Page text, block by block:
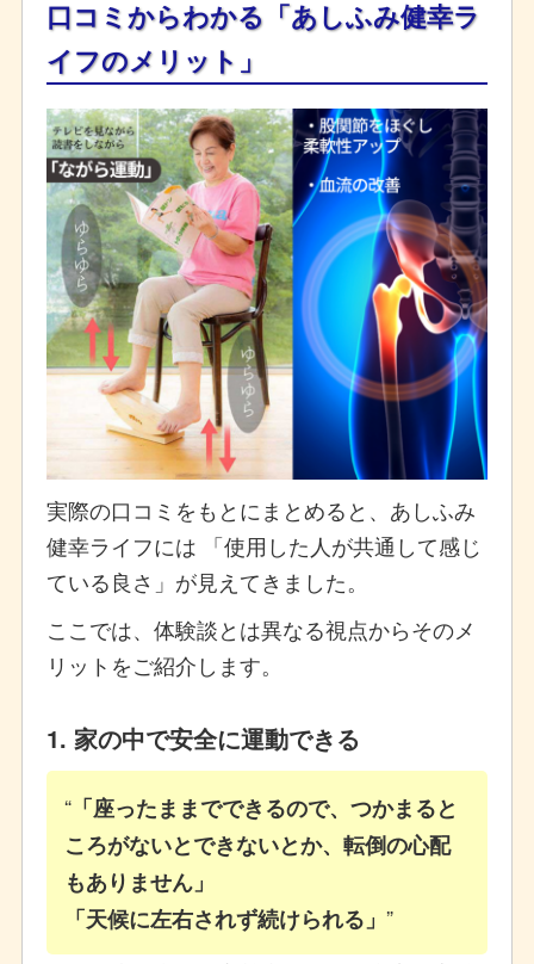
口コミからわかる「あしふみ健幸ラ
イフのメリット」
実際の口コミをもとにまとめると、あしふみ
健幸ライフには 「使用した人が共通して感じ
ている良さ」が見えてきました。
ここでは、体験談とは異なる視点からそのメ
リットをご紹介します。
1. 家の中で安全に運動できる
「座ったままでできるので、つかまると
ころがないとできないとか、転倒の心配
もありません」
「天候に左右されず続けられる」